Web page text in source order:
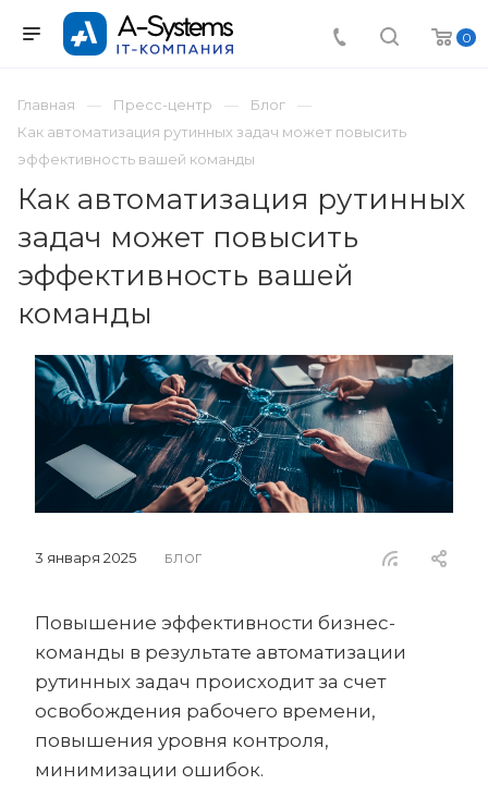
0
Главная Пресс-центр
Блог
Как автоматизация рутинных задач может повысить
эффективность вашей команды
Как автоматизация рутинных
задач может повысить
эффективность вашей
команды
3 января 2025 БЛОГ
Повышение эффективности бизнес-
команды в результате автоматизации
рутинных задач происходит за счет
освобождения рабочего времени,
повышения уровня контроля,
минимизации ошибок.